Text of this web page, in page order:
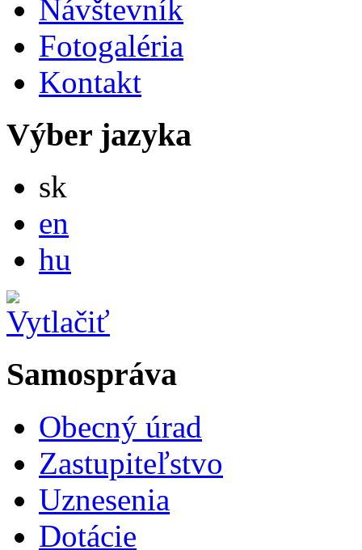
Návštevník
Fotogaléria
Kontakt
Výber jazyka
sk
en
hu
Samospráva
Obecný úrad
Zastupiteľstvo
Uznesenia
Dotácie